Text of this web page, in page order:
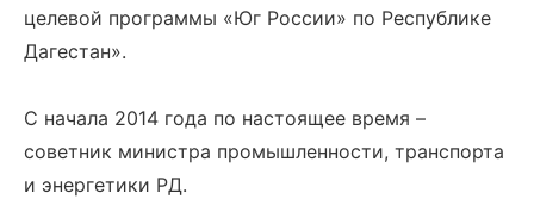
целевой программы «Юг России» по Республике
Дагестан».
С начала 2014 года по настоящее время –
советник министра промышленности, транспорта
и энергетики РД.